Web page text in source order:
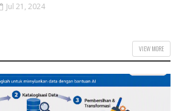
Jul 21, 2024
VIEW MORE